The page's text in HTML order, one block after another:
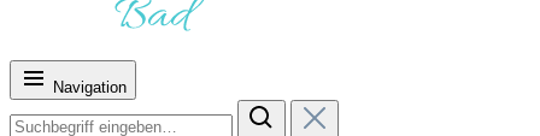
Navigation